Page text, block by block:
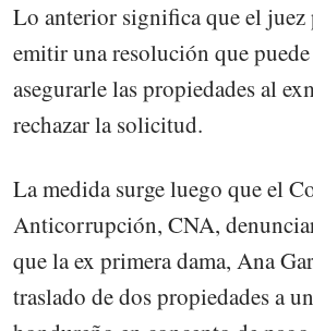
Lo anterior significa que el juez
emitir una resolución que
asegurarle las propiedades al
rechazar la solicitud.
La medida surge luego que el
Anticorrupción, CNA,
que la ex primera dama, Ana
traslado de dos propiedades a